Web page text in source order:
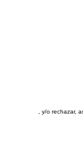
, y/o rechazar,